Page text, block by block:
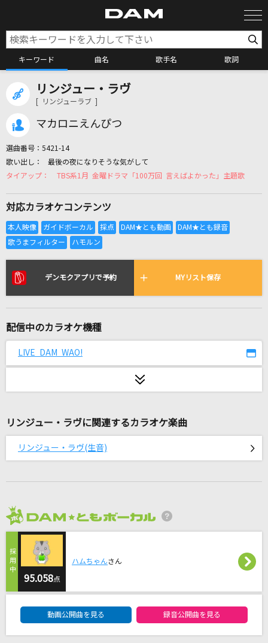
キーワード 曲名 歌手名 歌詞
カラオケ検索
カラオケリクエスト
リアルタイムで歌われている曲の一覧
潮騒は生涯の相聞歌に…
AKB48
透明人間
徳永英明
I LOVE...
米津玄師
ハイブランド (feat. サーヤ) [Remix]
SKRYU
[生音]シュガーソングとビターステップ
UNISON SQUARE GARDEN
Shine We Are!
リンジュー・ラヴ
[ リンジューラブ ]
マカロニえんぴつ
選曲番号： 5421-14
最後の夜になりそうな気がして
TBS系1月 金曜ドラマ「100万回 言えばよかった」主題歌
対応カラオケコンテンツ
デンモクアプリで予約 MYリスト保存
配信中のカラオケ機種
LIVE DAM WAO!
リンジュー・ラヴに関連するカラオケ楽曲
リンジュー・ラヴ(生音)
95.058点
ハムちゃんさん
動画公開曲を見る 録音公開曲を見る